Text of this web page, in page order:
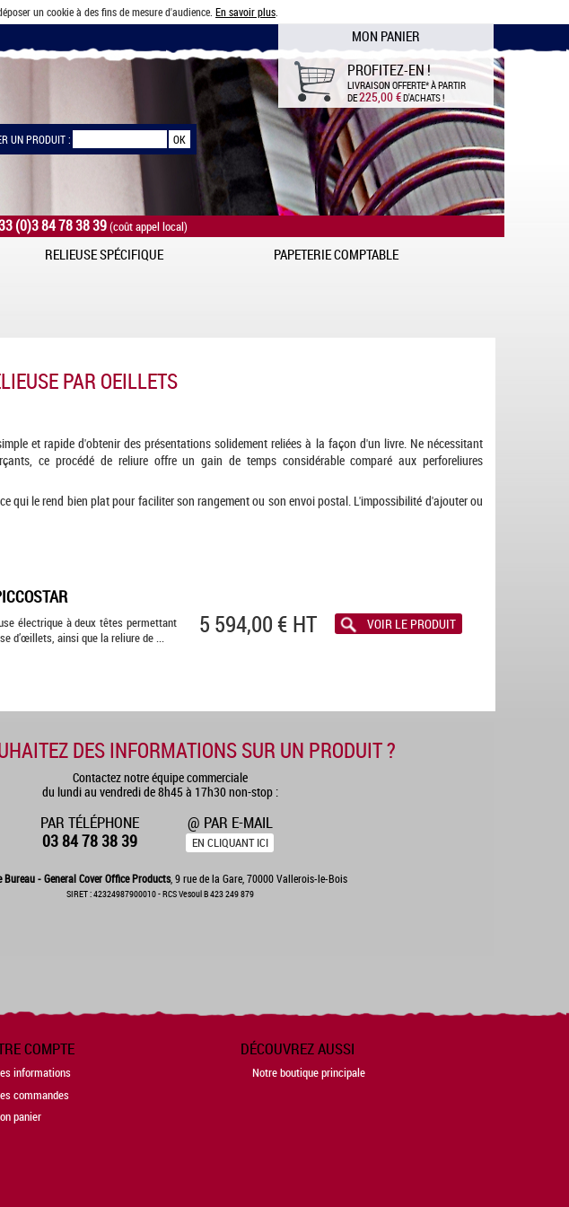
un cookie à des fins de mesure d'audience. En savoir plus
MON PANIER
PROFITEZ-EN !
LIVRAISON OFFERTE*À PARTIR
DE225,00 €D'ACHATS !
UN PRODUIT :
(0)3 84 78 38 39(coût appel local)
RELIEUSE SPÉCIFIQUE PAPETERIE COMPTABLE
PAR OEILLETS
et rapide d'obtenir des présentations solidement reliées à la façon d'un livre. Ne nécessitant
ce procédé de reliure offre un gain de temps considérable comparé aux perforeliures
qui le rend bien plat pour faciliter son rangement ou son envoi postal. L'impossibilité d'ajouter ou
électrique à deux têtes permettant
d’œillets, ainsi que la reliure de ...
5 594,00 € HT VOIR LE PRODUIT
DES INFORMATIONS SUR UN PRODUIT ?
Contactez notre équipe commerciale
du lundi au vendredi de 8h45 à 17h30 non-stop :
PAR TÉLÉPHONE
03 84 78 38 39
@ PAR E-MAIL
EN CLIQUANT ICI
Bureau - General Cover Office Products, 9 rue de la Gare, 70000 Vallerois-le-Bois
SIRET : 42324987900010 - RCS Vesoul B 423 249 879
COMPTE
informations
commandes
panier
DÉCOUVREZ AUSSI
Notre boutique principale